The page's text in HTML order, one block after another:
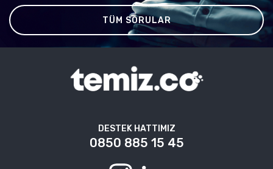
TÜM SORULAR
DESTEK HATTIMIZ
0850 885 15 45